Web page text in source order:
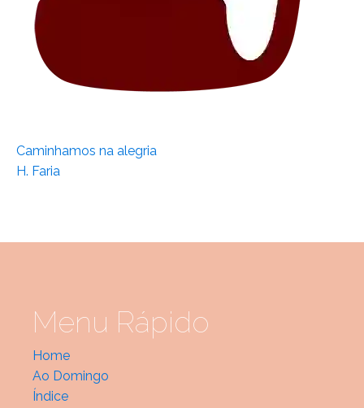
Caminhamos na alegria
H. Faria
Menu Rápido
Home
Ao Domingo
Índice